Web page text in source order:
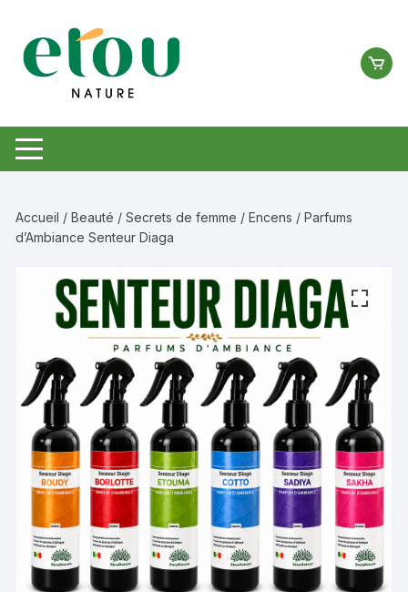
contenu
Accueil /Beauté /Secrets de femme /Encens / Parfums
d’Ambiance Senteur Diaga